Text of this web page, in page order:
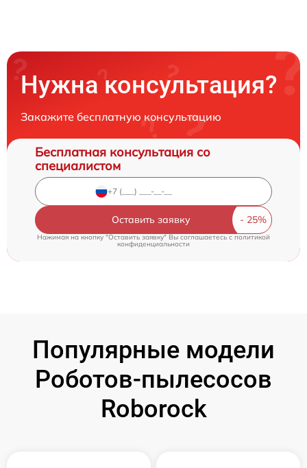
Нужна консультация?
Закажите бесплатную консультацию
Бесплатная консультация со
специалистом
Оставить заявку
Нажимая на кнопку "Оставить заявку" Вы соглашаетесь cполитикой
конфиденциальности
Популярные модели
Роботов-пылесосов
Roborock